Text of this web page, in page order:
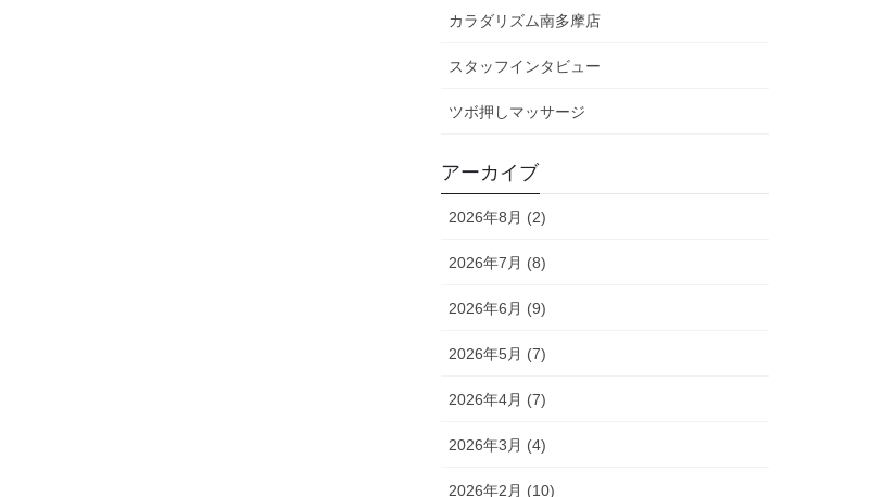
カラダリズム南多摩店
スタッフインタビュー
ツボ押しマッサージ
アーカイブ
2026年8月 (2)
2026年7月 (8)
2026年6月 (9)
2026年5月 (7)
2026年4月 (7)
2026年3月 (4)
2026年2月 (10)